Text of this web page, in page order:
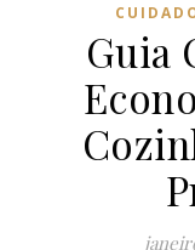
Guia